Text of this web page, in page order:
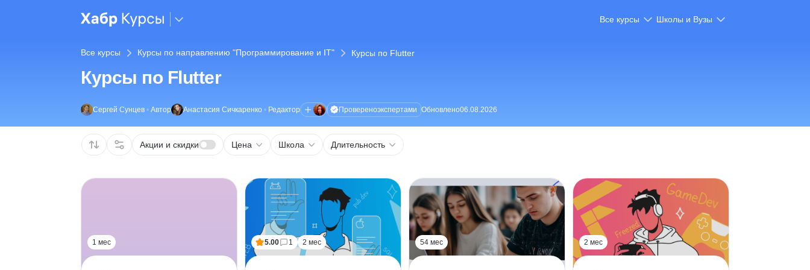
Все курсы Школы и Вузы
Все курсы Курсы по направлению "Программирование и IT" Курсы по Flutter
Курсы по Flutter
Сергей Сунцев • Автор Анастасия Сичкаренко • Редактор Провереноэкспертами Обновлено06.08.2026
Акции и скидки Цена Школа Длительность
1 мес 5.00 1 2 мес 54 мес 2 мес